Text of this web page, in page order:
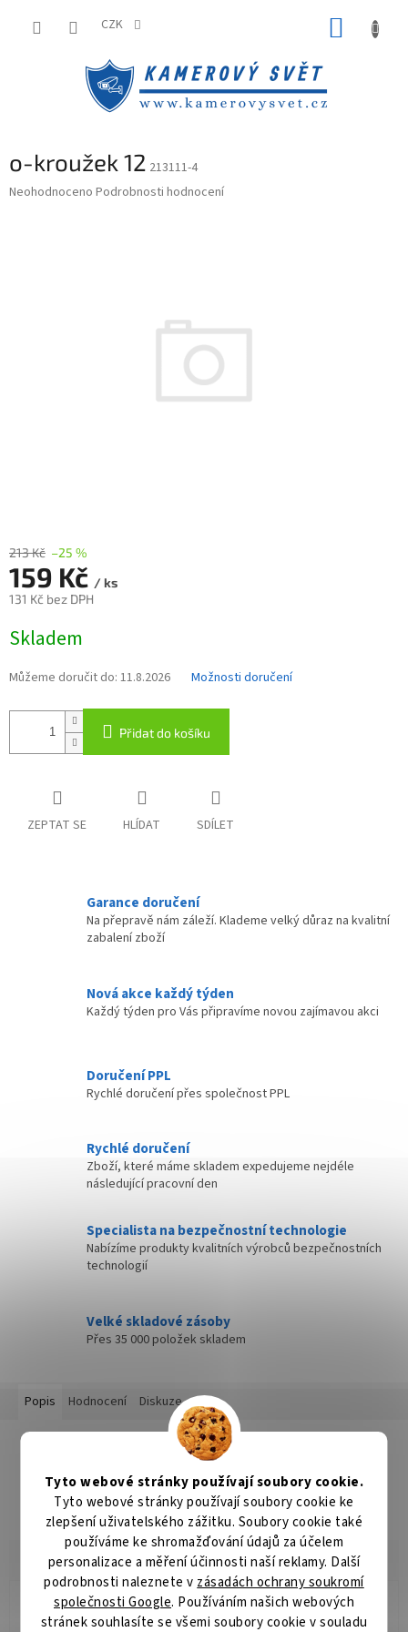
Tyto webové stránky používají soubory cookie.
Tyto webové stránky používají soubory cookie ke
zlepšení uživatelského zážitku. Soubory cookie také
používáme ke shromažďování údajů za účelem
personalizace a měření účinnosti naší reklamy. Další
podrobnosti naleznete v zásadách ochrany soukromí
společnosti Google. Používáním našich webových
stránek souhlasíte se všemi soubory cookie v souladu
CZK
o-kroužek 12 213111-4
Průměrné
Neohodnoceno Podrobnosti hodnocení
213 Kč –25 %
159 Kč / ks
131 Kč bez DPH
cena:
Skladem
Můžeme doručit do: 11.8.2026 Možnosti doručení
Přidat do košíku
ZEPTAT SE HLÍDAT SDÍLET
Garance doručení
Na přepravě nám záleží. Klademe velký důraz na kvalitní
zabalení zboží
Nová akce každý týden
Každý týden pro Vás připravíme novou zajímavou akci
Doručení PPL
Rychlé doručení přes společnost PPL
Rychlé doručení
Zboží, které máme skladem expedujeme nejdéle
následující pracovní den
Specialista na bezpečnostní technologie
Nabízíme produkty kvalitních výrobců bezpečnostních
technologií
Velké skladové zásoby
Přes 35 000 položek skladem
Popis Hodnocení Diskuze
Detailní popis produktu
Popis produktu není dostupný
Radomír Hurník